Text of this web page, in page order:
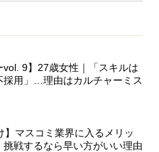
vol. 9】27歳女性｜「スキルは
採用」…理由はカルチャーミス
】マスコミ業界に入るメリッ
挑戦するなら早い方がいい理由